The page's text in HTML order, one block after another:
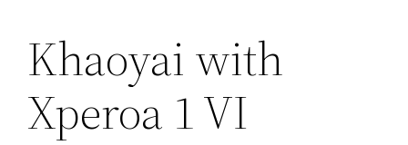
Khaoyai with
Xperoa 1 VI